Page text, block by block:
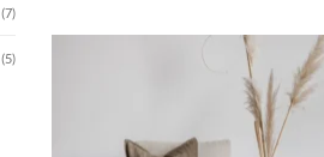
(7)
(5)
Add to
wishlist